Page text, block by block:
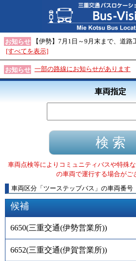
お知らせ
【伊勢】7月1日～9月末まで、道
[すべてを表示]
お知らせ 一部の路線にお知らせがあります
車両指定
車両点検等によりコミュニティバスや特殊
の車両で運行する場合がご
車両区分 「 ツーステップバス 」 の車両番号
候補
6650(三重交通(伊勢営業所))
6652(三重交通(伊賀営業所))